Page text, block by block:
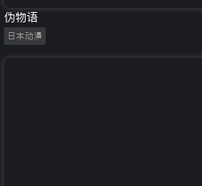
伪物语
日本动漫